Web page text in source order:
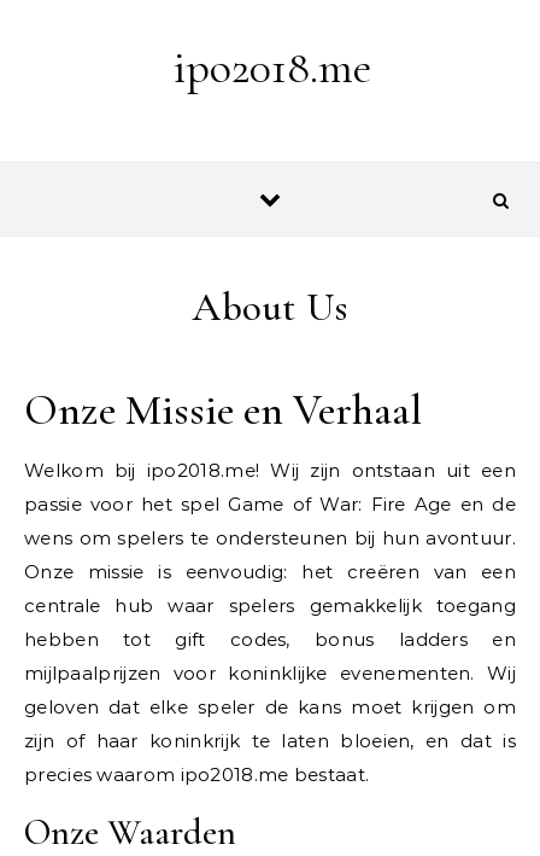
ipo2018.me
About Us
Onze Missie en Verhaal
Welkom bij ipo2018.me! Wij zijn ontstaan uit een
passie voor het spel Game of War: Fire Age en de
wens om spelers te ondersteunen bij hun avontuur.
Onze missie is eenvoudig: het creëren van een
centrale hub waar spelers gemakkelijk toegang
hebben tot gift codes, bonus ladders en
mijlpaalprijzen voor koninklijke evenementen. Wij
geloven dat elke speler de kans moet krijgen om
zijn of haar koninkrijk te laten bloeien, en dat is
precies waarom ipo2018.me bestaat.
Onze Waarden